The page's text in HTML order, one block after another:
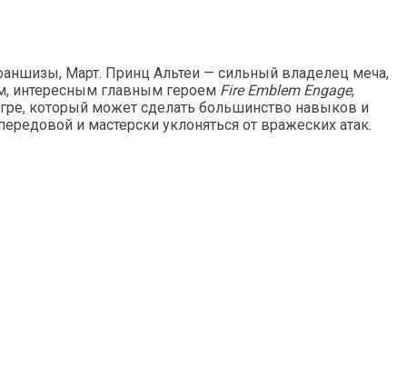
Март. Принц Альтеи — сильный владелец меча,
интересным главным героем Fire Emblem Engage,
который может сделать большинство навыков и
и мастерски уклоняться от вражеских атак.